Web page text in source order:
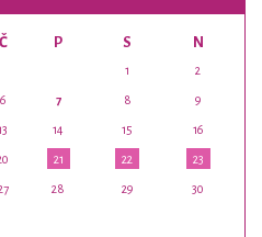
Č P S N
1 2
6 7 8 9
14 15 16
21 22 23
28 29 30